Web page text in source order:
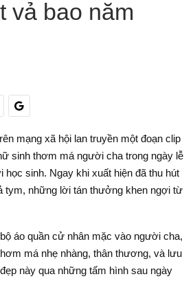
vả bao năm
mạng xã hội lan truyền một đoạn clip
sinh thơm má người cha trong ngày lễ
học sinh. Ngay khi xuất hiện đã thu hút
tym, những lời tán thưởng khen ngợi từ
áo quần cử nhân mặc vào người cha,
má nhẹ nhàng, thân thương, và lưu
này qua những tấm hình sau ngày